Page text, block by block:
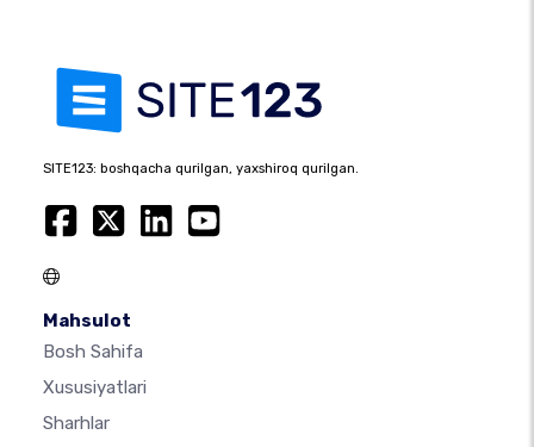
SITE123: boshqacha qurilgan, yaxshiroq qurilgan.
Mahsulot
Bosh Sahifa
Xususiyatlari
Sharhlar